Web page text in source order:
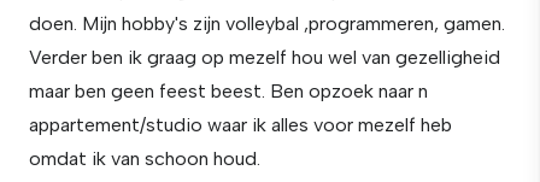
doen. Mijn hobby's zijn volleybal ,programmeren, gamen.
Verder ben ik graag op mezelf hou wel van gezelligheid
maar ben geen feest beest. Ben opzoek naar n
appartement/studio waar ik alles voor mezelf heb
omdat ik van schoon houd.